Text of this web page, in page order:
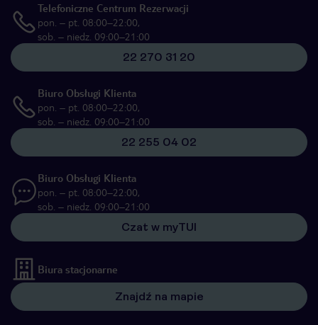
Telefoniczne Centrum Rezerwacji
pon. – pt. 08:00–22:00,
sob. – niedz. 09:00–21:00
22 270 31 20
Biuro Obsługi Klienta
pon. – pt. 08:00–22:00,
sob. – niedz. 09:00–21:00
22 255 04 02
Biuro Obsługi Klienta
pon. – pt. 08:00–22:00,
sob. – niedz. 09:00–21:00
Czat w myTUI
Biura stacjonarne
Znajdź na mapie